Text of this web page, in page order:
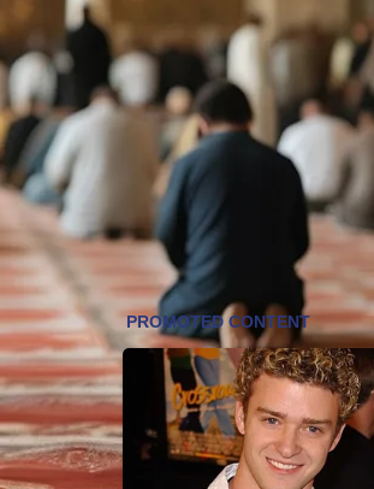
Wall Street umarmt
Banken Krypto
wollen
Coinzeitung
Stablecoin-KYC
und USDC fuer
werden
Coinzeitung